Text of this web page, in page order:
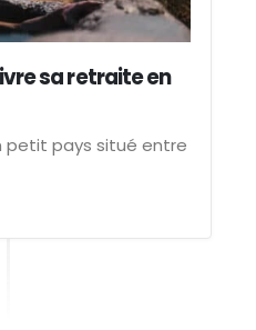
sa retraite en
petit pays situé entre